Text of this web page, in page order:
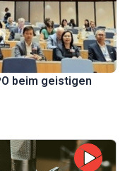
beim geistigen